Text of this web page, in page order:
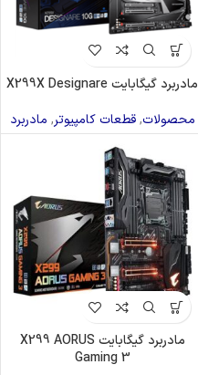
مادربرد گیگابایت X299X Designare
محصولات,قطعات کامپیوتر, مادربرد
مادربرد گیگابایت X299 AORUS
Gaming 3